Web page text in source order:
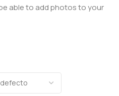
able to add photos to your